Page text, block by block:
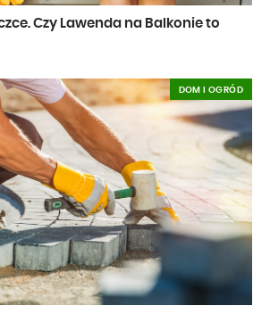
Czy Lawenda na Balkonie to
DOM I OGRÓD